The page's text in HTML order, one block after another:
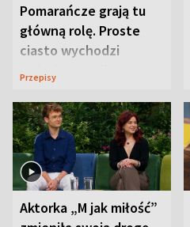
Pomarańcze grają tu
główną rolę. Proste
ciasto wychodzi
wyjątkowo wilgotne
Przepisy
Aktorka „M jak miłość”